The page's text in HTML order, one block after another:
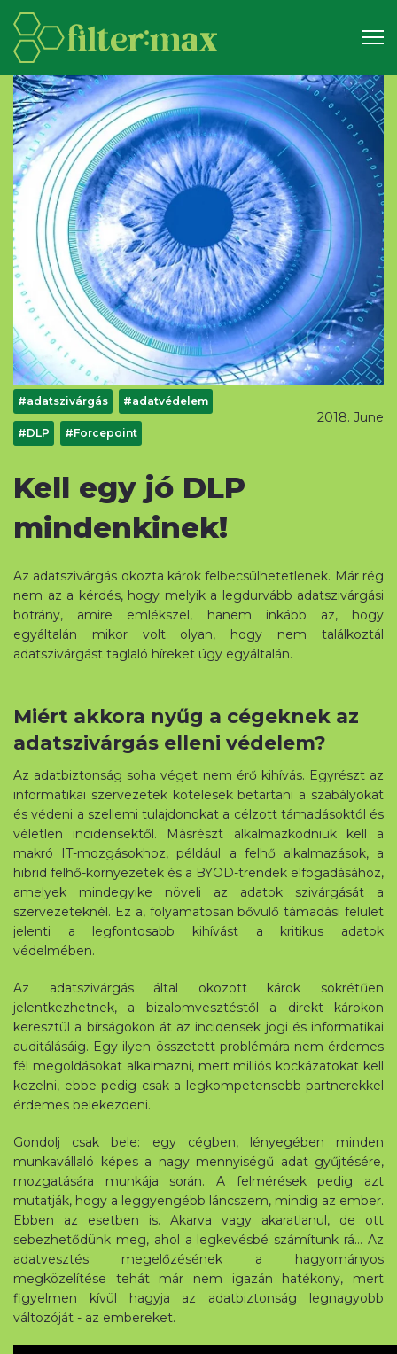
#adatszivárgás #adatvédelem
#DLP #Forcepoint
2018. June
Kell egy jó DLP
mindenkinek!
Az adatszivárgás okozta károk felbecsülhetetlenek. Már rég
nem az a kérdés, hogy melyik a legdurvább adatszivárgási
botrány, amire emlékszel, hanem inkább az, hogy
egyáltalán mikor volt olyan, hogy nem találkoztál
adatszivárgást taglaló híreket úgy egyáltalán.
Miért akkora nyűg a cégeknek az
adatszivárgás elleni védelem?
Az adatbiztonság soha véget nem érő kihívás. Egyrészt az
informatikai szervezetek kötelesek betartani a szabályokat
és védeni a szellemi tulajdonokat a célzott támadásoktól és
véletlen incidensektől. Másrészt alkalmazkodniuk kell a
makró IT-mozgásokhoz, például a felhő alkalmazások, a
hibrid felhő-környezetek és a BYOD-trendek elfogadásához,
amelyek mindegyike növeli az adatok szivárgását a
szervezeteknél. Ez a, folyamatosan bővülő támadási felület
jelenti a legfontosabb kihívást a kritikus adatok
védelmében.
Az adatszivárgás által okozott károk sokrétűen
jelentkezhetnek, a bizalomvesztéstől a direkt károkon
keresztül a bírságokon át az incidensek jogi és informatikai
auditálásáig. Egy ilyen összetett problémára nem érdemes
fél megoldásokat alkalmazni, mert milliós kockázatokat kell
kezelni, ebbe pedig csak a legkompetensebb partnerekkel
érdemes belekezdeni.
Gondolj csak bele: egy cégben, lényegében minden
munkavállaló képes a nagy mennyiségű adat gyűjtésére,
mozgatására munkája során. A felmérések pedig azt
mutatják, hogy a leggyengébb láncszem, mindig az ember.
Ebben az esetben is. Akarva vagy akaratlanul, de ott
sebezhetődünk meg, ahol a legkevésbé számítunk rá… Az
adatvesztés megelőzésének a hagyományos
megközelítése tehát már nem igazán hatékony, mert
figyelmen kívül hagyja az adatbiztonság legnagyobb
változóját - az embereket.